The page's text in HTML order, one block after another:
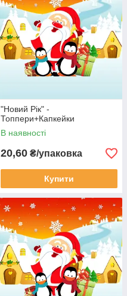
"Новий Рік" -
Топпери+Капкейки
В наявності
20,60 ₴/упаковка
Купити